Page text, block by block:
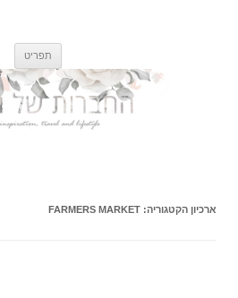
תפריט
ארכיון הקטגוריה: FARMERS MARKET